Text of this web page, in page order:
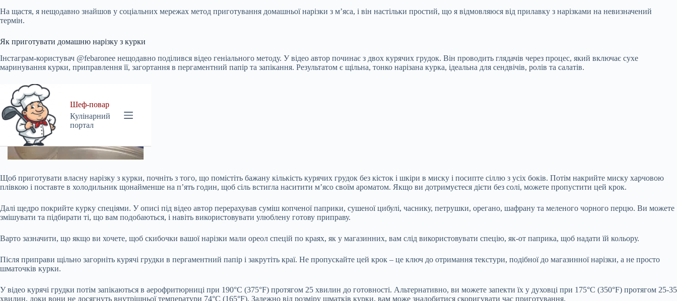
На щастя, я нещодавно знайшов у соціальних мережах метод приготування домашньої нарізки з м’яса, і він настільки простий, що я відмовляюся від прилавку з нарізками на невизначений
термін.
Як приготувати домашню нарізку з курки
Інстаграм-користувач @febaronee нещодавно поділився відео геніального методу. У відео автор починає з двох курячих грудок. Він проводить глядачів через процес, який включає сухе
маринування курки, приправлення її, загортання в пергаментний папір та запікання. Результатом є щільна, тонко нарізана курка, ідеальна для сендвічів, ролів та салатів.
Щоб приготувати власну нарізку з курки, почніть з того, що помістіть бажану кількість курячих грудок без кісток і шкіри в миску і посипте сіллю з усіх боків. Потім накрийте миску харчовою
плівкою і поставте в холодильник щонайменше на п’ять годин, щоб сіль встигла наситити м’ясо своїм ароматом. Якщо ви дотримуєтеся дієти без солі, можете пропустити цей крок.
Далі щедро покрийте курку спеціями. У описі під відео автор перерахував суміш копченої паприки, сушеної цибулі, часнику, петрушки, орегано, шафрану та меленого чорного перцю. Ви можете
змішувати та підбирати ті, що вам подобаються, і навіть використовувати улюблену готову приправу.
Варто зазначити, що якщо ви хочете, щоб скибочки вашої нарізки мали ореол спецій по краях, як у магазинних, вам слід використовувати спецію, як-от паприка, щоб надати їй кольору.
Після приправи щільно загорніть курячі грудки в пергаментний папір і закрутіть краї. Не пропускайте цей крок – це ключ до отримання текстури, подібної до магазинної нарізки, а не просто
шматочків курки.
У відео курячі грудки потім запікаються в аерофритюрниці при 190°C (375°F) протягом 25 хвилин до готовності. Альтернативно, ви можете запекти їх у духовці при 175°C (350°F) протягом 25-35
хвилин, доки вони не досягнуть внутрішньої температури 74°C (165°F). Залежно від розміру шматків курки, вам може знадобитися скоригувати час приготування.